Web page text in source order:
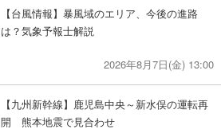
【台風情報】暴風域のエリア、今後の進路
は？気象予報士解説
2026年8月7日(金) 13:00
【九州新幹線】鹿児島中央～新水俣の運転再
開 熊本地震で見合わせ